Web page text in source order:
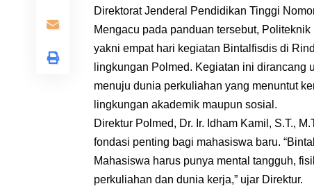
Direktorat Jenderal Pendidikan Tinggi
Mengacu pada panduan tersebut,
yakni empat hari kegiatan Bintalfisdis di
lingkungan Polmed. Kegiatan ini dirancang
menuju dunia perkuliahan yang menuntut
lingkungan akademik maupun sosial.
Direktur Polmed, Dr. Ir. Idham Kamil, S.T.,
fondasi penting bagi mahasiswa baru.
Mahasiswa harus punya mental tangguh,
perkuliahan dan dunia kerja,” ujar Direktur.